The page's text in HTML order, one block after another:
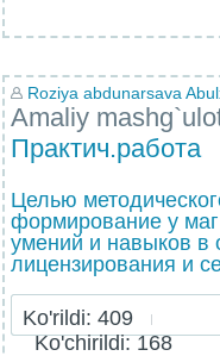
Roziya abdunarsava
Amaliy
Практич.работа
Целью
формирование у
умений и навыков в
лицензирования и
Ko'rildi: 409
Ko'chirildi: 168